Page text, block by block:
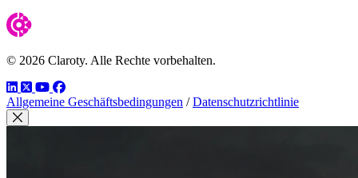
© 2026 Claroty. Alle Rechte vorbehalten.
LinkedIn
TwitterYouTube
Facebook
Allgemeine Geschäftsbedingungen / Datenschutzrichtlinie
Modal schließen